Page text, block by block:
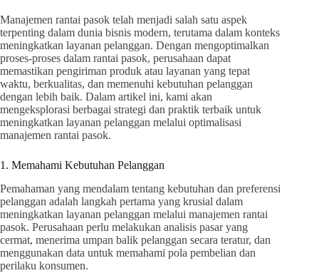
Manajemen rantai pasok telah menjadi salah satu aspek
terpenting dalam dunia bisnis modern, terutama dalam konteks
meningkatkan layanan pelanggan. Dengan mengoptimalkan
proses-proses dalam rantai pasok, perusahaan dapat
memastikan pengiriman produk atau layanan yang tepat
waktu, berkualitas, dan memenuhi kebutuhan pelanggan
dengan lebih baik. Dalam artikel ini, kami akan
mengeksplorasi berbagai strategi dan praktik terbaik untuk
meningkatkan layanan pelanggan melalui optimalisasi
manajemen rantai pasok.
1. Memahami Kebutuhan Pelanggan
Pemahaman yang mendalam tentang kebutuhan dan preferensi
pelanggan adalah langkah pertama yang krusial dalam
meningkatkan layanan pelanggan melalui manajemen rantai
pasok. Perusahaan perlu melakukan analisis pasar yang
cermat, menerima umpan balik pelanggan secara teratur, dan
menggunakan data untuk memahami pola pembelian dan
perilaku konsumen.